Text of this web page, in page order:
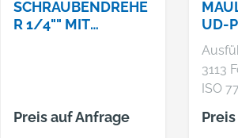
SCHRAUBENDREHE
R 1/4"" MIT
Preis auf Anfrage
UD-
3113
ISO
ab 6